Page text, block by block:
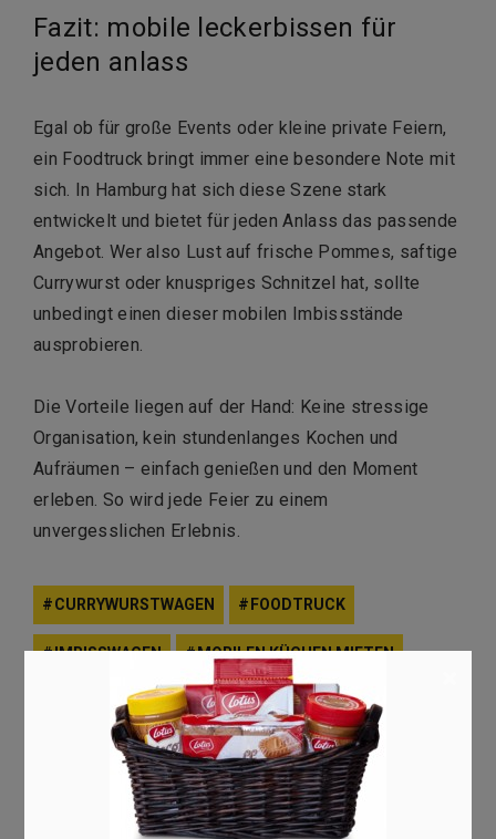
Fazit: mobile leckerbissen für
jeden anlass
Egal ob für große Events oder kleine private Feiern,
ein Foodtruck bringt immer eine besondere Note mit
sich. In Hamburg hat sich diese Szene stark
entwickelt und bietet für jeden Anlass das passende
Angebot. Wer also Lust auf frische Pommes, saftige
Currywurst oder knuspriges Schnitzel hat, sollte
unbedingt einen dieser mobilen Imbissstände
ausprobieren.
Die Vorteile liegen auf der Hand: Keine stressige
Organisation, kein stundenlanges Kochen und
Aufräumen – einfach genießen und den Moment
erleben. So wird jede Feier zu einem
unvergesslichen Erlebnis.
CURRYWURSTWAGEN FOODTRUCK
IMBISSWAGEN MOBILEN KÜCHEN MIETEN
POMMESWAGEN SCHNITZELWAGEN
PREVIOUS ARTICLE